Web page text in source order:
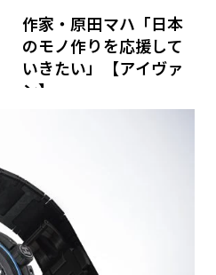
作家・原田マハ「日本
のモノ作りを応援して
いきたい」【アイヴァ
ン】